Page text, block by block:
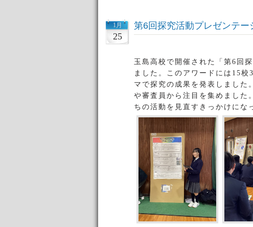
1月
25
第6回探究活動プレゼンテー
玉島高校で開催された「第6回
ました。このアワードには15
マで探究の成果を発表しました
や審査員から注目を集めました
ちの活動を見直すきっかけにな